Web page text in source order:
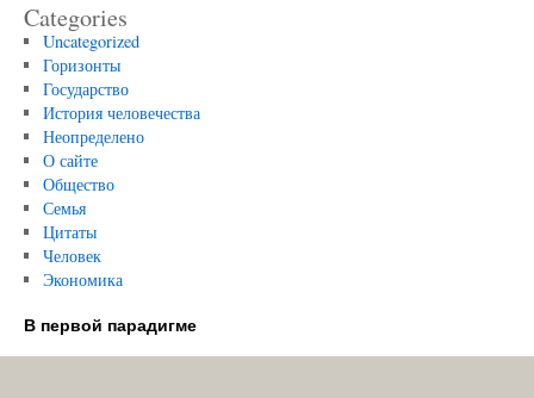
Categories
Uncategorized
Горизонты
Государство
История человечества
Неопределено
О сайте
Общество
Семья
Цитаты
Человек
Экономика
В первой парадигме